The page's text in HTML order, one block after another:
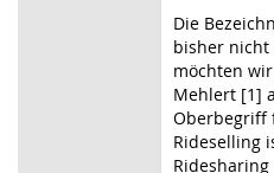
Die
bisher nicht
möchten
Mehlert [1]
Oberbegriff
Rideselling